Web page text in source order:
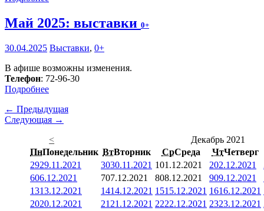
Май 2025: выставки 0+
30.04.2025 Выставки, 0+
В афише возможны изменения.
Телефон: 72-96-30
Подробнее
← Предыдущая
Следующая →
<
Декабрь 2021
ПнПонедельник ВтВторник СрСреда ЧтЧетверг
2929.11.2021 3030.11.2021 101.12.2021 202.12.2021
606.12.2021 707.12.2021 808.12.2021 909.12.2021
1313.12.2021 1414.12.2021 1515.12.2021 1616.12.2021
2020.12.2021 21 21.12.2021 2222.12.2021 2323.12.2021